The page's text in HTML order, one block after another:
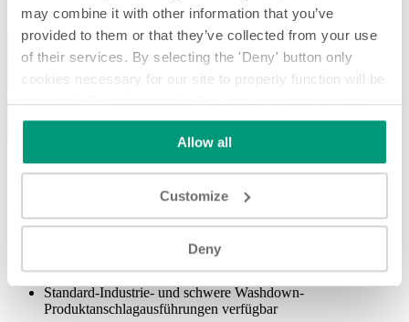
may combine it with other information that you’ve
provided to them or that they’ve collected from your use
of their services. By selecting the 'Deny' button only
cookies necessary for our site to properly function will be
activated. By selecting the 'Customize' button you can
choose the individual categories of cookies you want to
Read the complete cookie policy.
Allow all
Customize
Deny
Zurück Nächste
Eigenschaften / Vorteile
Geräuscharme und Hochgeschwindigkeitsoptionen
Ermöglichen die Kontrolle des Produktflusses, ohne den
Antriebsmotor des Förderers anzuhalten oder das Produkt zu
beschädigen
Standard-Industrie- und schwere Washdown-
Produktanschlagausführungen verfügbar